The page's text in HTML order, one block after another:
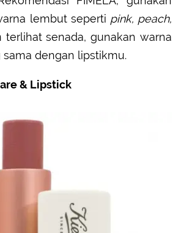
lembut seperti pink, peach,
terlihat senada, gunakan warna
dengan lipstikmu.
& Lipstick